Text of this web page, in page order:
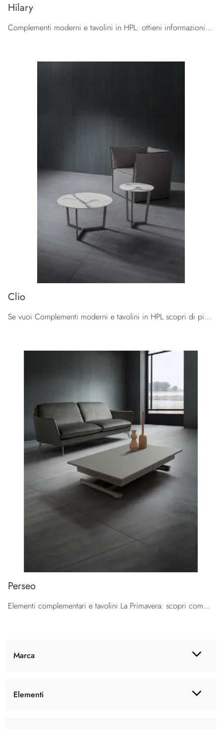
Marca
Elementi
Hilary
Complementi moderni e tavolini in HPL: ottieni informazioni sul modello Hilary di La Primavera e potrai arricchire i tuoi locali.
Clio
Se vuoi Complementi moderni e tavolini in HPL scopri di più sul modello Clio del brand La Primavera.
Perseo
Elementi complementari e tavolini La Primavera: scopri come completare i tuoi locali moderni con il modello Perseo.